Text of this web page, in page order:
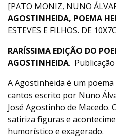
[PATO MONIZ, NUNO
AGOSTINHEIDA, POEMA
ESTEVES E FILHOS. DE
RARÍSSIMA EDIÇÃO DO
AGOSTINHEIDA.
A Agostinheida é um
cantos escrito por Nuno
José Agostinho de Macedo.
satiriza figuras e
humorístico e exagerado.